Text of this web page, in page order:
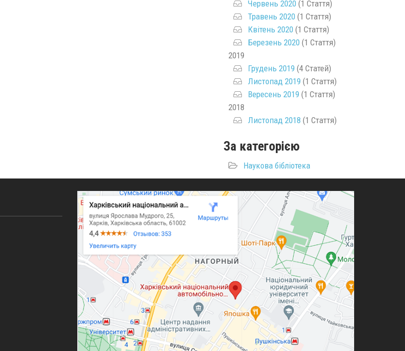
Червень 2020(1 Стаття)
Травень 2020(1 Стаття)
Квітень 2020(1 Стаття)
Березень 2020(1 Стаття)
2019
Грудень 2019 (4 Статей)
Листопад 2019 (1 Стаття)
Вересень 2019 (1 Стаття)
2018
Листопад 2018 (1 Стаття)
За категорією
Наукова бібліотека